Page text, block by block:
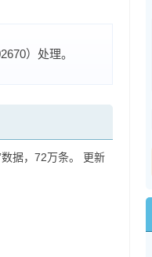
）处理。
据，72万条。 更新